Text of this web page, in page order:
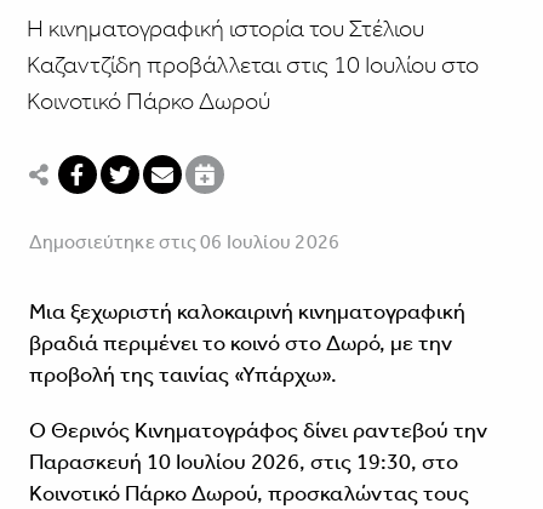
Η κινηματογραφική ιστορία του Στέλιου
Καζαντζίδη προβάλλεται στις 10 Ιουλίου στο
Κοινοτικό Πάρκο Δωρού
Δημοσιεύτηκε στις 06 Ιουλίου 2026
Μια ξεχωριστή καλοκαιρινή κινηματογραφική
βραδιά περιμένει το κοινό στο Δωρό, με την
προβολή της ταινίας «Υπάρχω».
Ο Θερινός Κινηματογράφος δίνει ραντεβού την
Παρασκευή 10 Ιουλίου 2026, στις 19:30, στο
Κοινοτικό Πάρκο Δωρού, προσκαλώντας τους